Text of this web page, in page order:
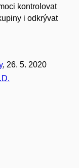
kontrolovat
i odkrývat
, 26. 5. 2020